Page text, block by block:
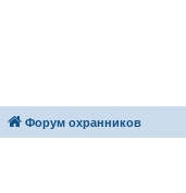
Форум охранников